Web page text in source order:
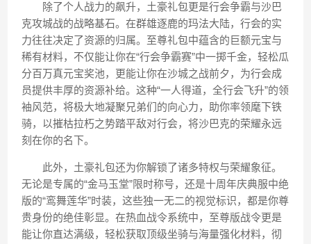
除了个人战力的飙升，土豪礼包更是行会争霸与沙巴
克攻城战的战略基石。在群雄逐鹿的玛法大陆，行会的实
力往往决定了资源的归属。至尊礼包中蕴含的巨额元宝与
稀有材料，不仅能让你在“行会争霸赛”中一掷千金，轻松瓜
分百万真元宝奖池，更能让你在沙城之战前夕，为行会成
员提供丰厚的资源补给。这种“一人得道，全行会飞升”的领
袖风范，将极大地凝聚兄弟们的向心力，助你率领麾下铁
骑，以摧枯拉朽之势踏平敌对行会，将沙巴克的荣耀永远
刻在你的名下。
此外，土豪礼包还为你解锁了诸多特权与荣耀象征。
无论是专属的“金马玉堂”限时称号，还是十周年庆典服中绝
版的“鸾舞莲华”时装，这些独一无二的视觉标识，都是你尊
贵身份的绝佳彰显。在热血战令系统中，至尊版战令更是
能让你直达满级，轻松获取顶级坐骑与海量强化材料，彻